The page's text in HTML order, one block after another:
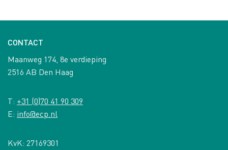
CONTACT
Maanweg 174, 8e verdieping
2516 AB Den Haag
T: +31 (0)70 41 90 309
E: info@ecp.nl
KvK: 27169301